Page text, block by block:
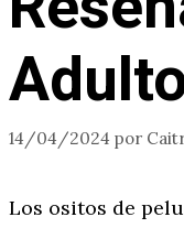
14/04/2024 por
Los ositos de